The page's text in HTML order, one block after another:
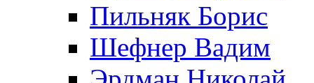
Пильняк Борис
Шефнер Вадим